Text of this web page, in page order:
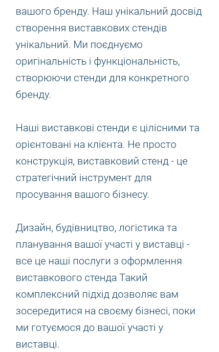
вашого бренду. Наш унікальний досвід
створення виставкових стендів
унікальний. Ми поєднуємо
оригінальність і функціональність,
створюючи стенди для конкретного
бренду.
Наші виставкові стенди є цілісними та
орієнтовані на клієнта. Не просто
конструкція, виставковий стенд - це
стратегічний інструмент для
просування вашого бізнесу.
Дизайн, будівництво, логістика та
планування вашої участі у виставці -
все це наші послуги з оформлення
виставкового стенда Такий
комплексний підхід дозволяє вам
зосередитися на своєму бізнесі, поки
ми готуємося до вашої участі у
виставці.